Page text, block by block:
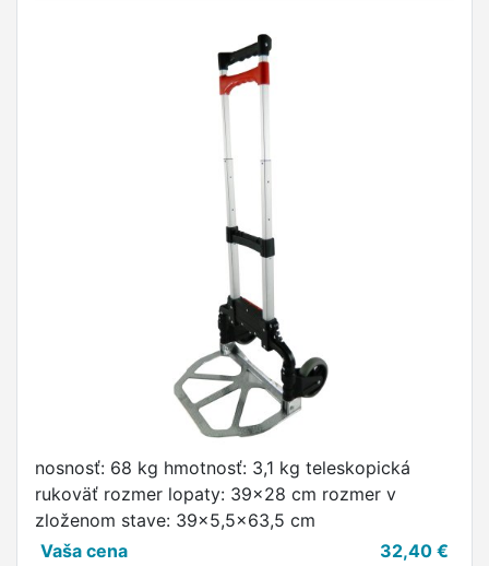
nosnosť: 68 kg hmotnosť: 3,1 kg teleskopická
rukoväť rozmer lopaty: 39x28 cm rozmer v
zloženom stave: 39x5,5x63,5 cm
Vaša cena
32,40 €